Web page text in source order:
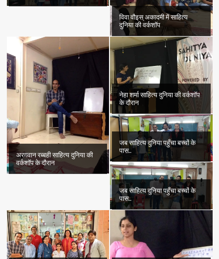
विवा वौइस् अकादमी में साहित्य
दुनिया की वर्कशॉप
अरग़वान रब्बही साहित्य दुनिया की
वर्कशॉप के दौरान
नेहा शर्मा साहित्य दुनिया की वर्कशॉप
के दौरान
जब साहित्य दुनिया पहुँचा बच्चों के
पास..
जब साहित्य दुनिया पहुँचा बच्चों के
पास..